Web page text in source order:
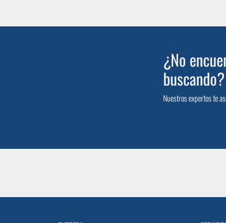
¿No
buscando?
Nuestros expertos te